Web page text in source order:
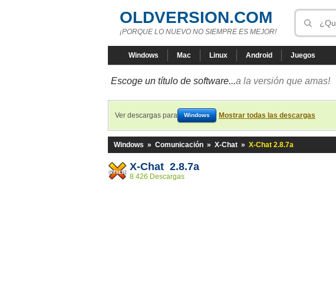
OLDVERSION.COM
¡PORQUE LO NUEVO NO SIEMPRE ES MEJOR!
Windows Mac Linux Android Juegos
Escoge un título de software...a la versión que amas!
Ver descargas para Windows Mostrar todas las descargas
Windows » Comunicación » X-Chat » X-Chat 2.8.7a
X-Chat 2.8.7a
8 426 Descargas